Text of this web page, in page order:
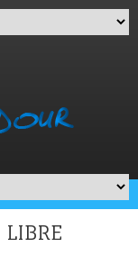
LIBRE